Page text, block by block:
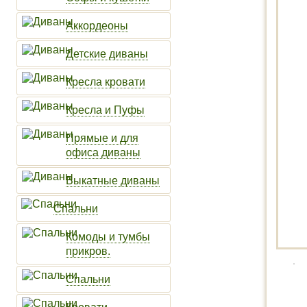
Аккордеоны
Детские диваны
Кресла кровати
Кресла и Пуфы
Прямые и для
офиса диваны
Выкатные диваны
Спальни
Комоды и тумбы
прикров.
Спальни